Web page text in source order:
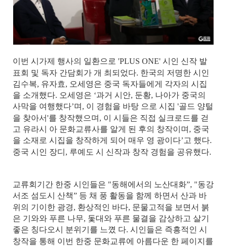
이번 시가제 행사의 일환으로 'PLUS ONE' 시인 신작 발
표회 및 독자 간담회가 개 최되었다. 한국의 저명한 시인
김수복, 유자효, 오세영은 중국 독자들에게 각자의 시집
을 소개했다. 오세영은 ‘과거 시안, 둔황, 나아가 중국의
사막을 여행했다’며 , 이 경험을 바탕 으로 시집 '골드 양털
을 찾아서'를 창작했으며 , 이 시들은 직접 실크로드를 걷
고 유라시 아 문화교류사를 알게 된 후의 창작이며 , 중국
을 소재로 시집을 창작하게 되어 매우 영 광이다’고 했다.
중국 시인 장디 , 루예도 시 신작과 창작 경험을 공유했다.
교류회기간 한중 시인들은 "동해에서의 노산대화”, "동강
서조 섬도시 산책” 등 채 풍 활동을 함께 하면서 산과 바
위의 기이한 광경, 환상적인 바다, 문물고적을 보면서 붉
은 기와와 푸른 나무, 돛대와 푸른 물결을 감상하고 살기
좋은 칭다오시 분위기를 느꼈 다. 시인들은 즉흥적인 시
창작을 통해 이번 한중 문화교류에 아름다운 한 페이지를